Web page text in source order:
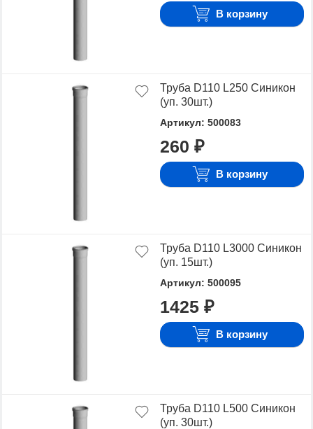
В корзину
Труба D110 L250 Синикон
(уп. 30шт.)
Артикул: 500083
260 ₽
В корзину
Труба D110 L3000 Синикон
(уп. 15шт.)
Артикул: 500095
1425 ₽
В корзину
Труба D110 L500 Синикон
(уп. 30шт.)